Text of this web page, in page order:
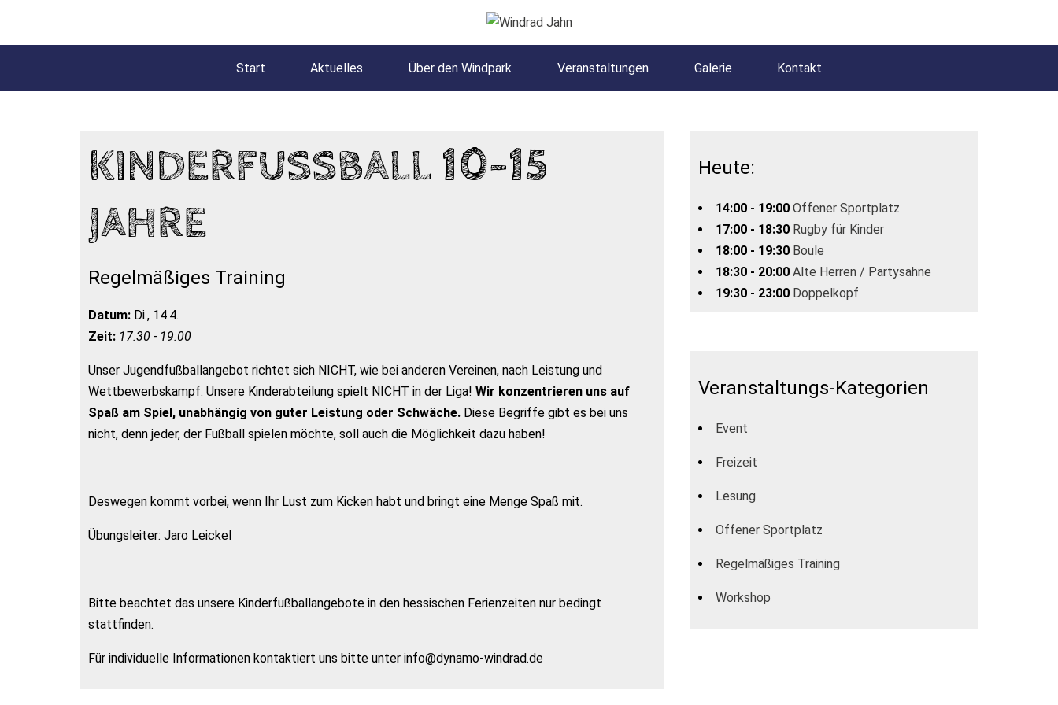
Start Aktuelles Über den Windpark Veranstaltungen Galerie Kontakt
KINDERFUSSBALL 10-15 J
AHRE
Regelmäßiges Training
Datum: Di., 14.4.
Zeit: 17:30 - 19:00
Unser Jugendfußballangebot richtet sich NICHT, wie bei anderen Vereinen, nach Leistung und
Wettbewerbskampf. Unsere Kinderabteilung spielt NICHT in der Liga! Wir konzentrieren uns auf
Spaß am Spiel, unabhängig von guter Leistung oder Schwäche. Diese Begriffe gibt es bei uns
nicht, denn jeder, der Fußball spielen möchte, soll auch die Möglichkeit dazu haben!
Deswegen kommt vorbei, wenn Ihr Lust zum Kicken habt und bringt eine Menge Spaß mit.
Übungsleiter: Jaro Leickel
Bitte beachtet das unsere Kinderfußballangebote in den hessischen Ferienzeiten nur bedingt
stattfinden.
Für individuelle Informationen kontaktiert uns bitte unter info@dynamo-windrad.de
Heute:
14:00 - 19:00 Offener Sportplatz
17:00 - 18:30 Rugby für Kinder
18:00 - 19:30 Boule
18:30 - 20:00 Alte Herren / Partysahne
19:30 - 23:00 Doppelkopf
Veranstaltungs-Kategorien
Event
Freizeit
Lesung
Offener Sportplatz
Regelmäßiges Training
Workshop